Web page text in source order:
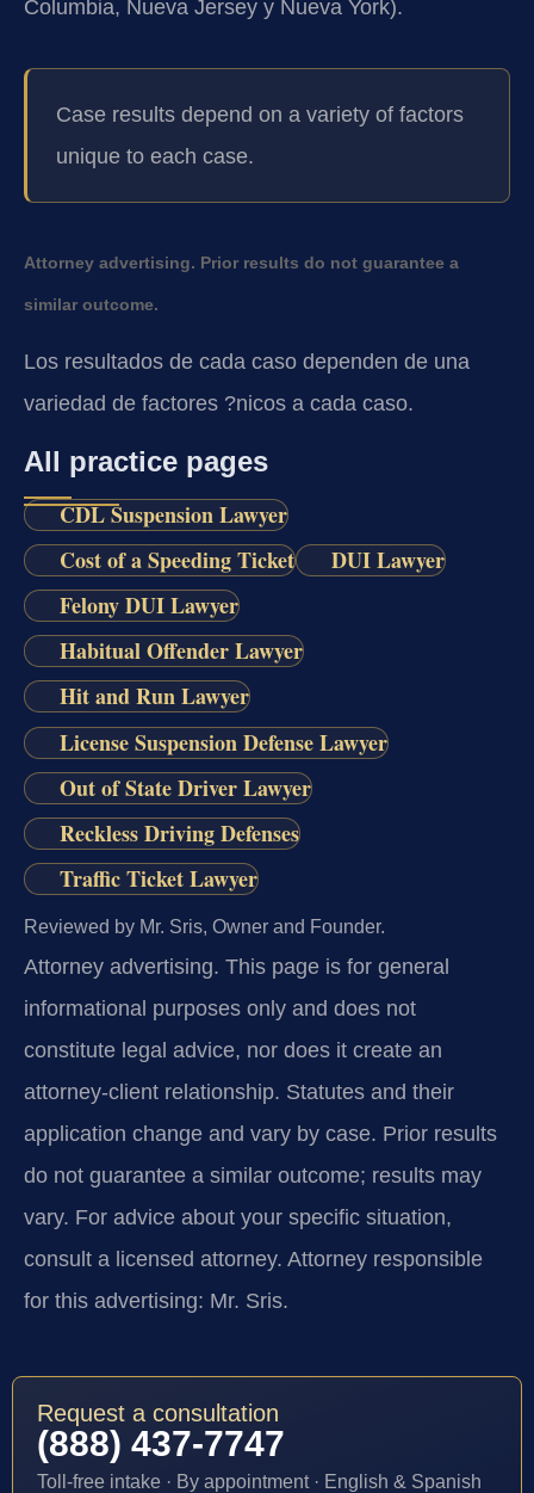
Columbia, Nueva Jersey y Nueva York).
Case results depend on a variety of factors
unique to each case.
Attorney advertising. Prior results do not guarantee a
similar outcome.
Los resultados de cada caso dependen de una
variedad de factores ?nicos a cada caso.
All practice pages
CDL Suspension Lawyer
Cost of a Speeding Ticket
DUI Lawyer
Felony DUI Lawyer
Habitual Offender Lawyer
Hit and Run Lawyer
License Suspension Defense Lawyer
Out of State Driver Lawyer
Reckless Driving Defenses
Traffic Ticket Lawyer
Reviewed by Mr. Sris, Owner and Founder.
Attorney advertising. This page is for general
informational purposes only and does not
constitute legal advice, nor does it create an
attorney-client relationship. Statutes and their
application change and vary by case. Prior results
do not guarantee a similar outcome; results may
vary. For advice about your specific situation,
consult a licensed attorney. Attorney responsible
for this advertising: Mr. Sris.
Request a consultation
(888) 437-7747
Toll-free intake · By appointment · English & Spanish